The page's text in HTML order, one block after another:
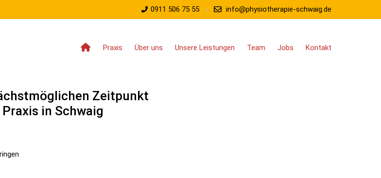
0911 506 75 55 info@physiotherapie-schwaig.de
Praxis Über uns Unsere Leistungen Team Jobs Kontakt
Zeitpunkt
in Schwaig